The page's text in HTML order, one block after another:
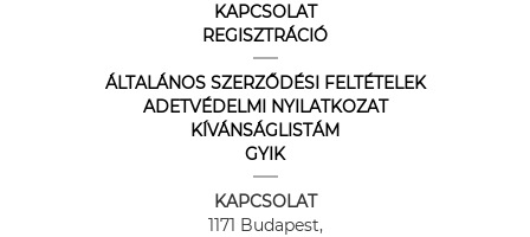
KAPCSOLAT
REGISZTRÁCIÓ
ÁLTALÁNOS SZERZŐDÉSI FELTÉTELEK
ADETVÉDELMI NYILATKOZAT
KÍVÁNSÁGLISTÁM
GYIK
KAPCSOLAT
1171 Budapest,